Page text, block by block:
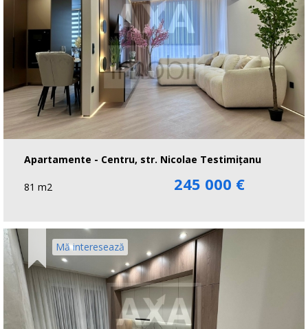
Apartamente - Centru, str. Nicolae Testimiţanu
81 m2 245 000 €
Mă interesează